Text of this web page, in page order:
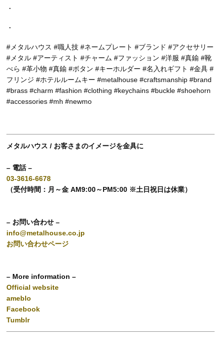
・
・
#メタルハウス #職人技 #ネームプレート #ブランド #アクセサリー
#メタル #アーティスト #チャーム #ファッション #洋服 #真鍮 #靴
べら #革小物 #真鍮 #ボタン #キーホルダー #名入れギフト #金具 #
フリンジ #ホテルルームキー #metalhouse #craftsmanship #brand
#brass #charm #fashion #clothing #keychains #buckle #shoehorn
#accessories #mh #newmo
メタルハウス / お客さまのイメージを金具に
– 電話 –
03-3616-6678
（受付時間：月～金 AM9:00～PM5:00 ※土日祝日は休業）
– お問い合わせ –
info@metalhouse.co.jp
お問い合わせページ
– More information –
Official website
ameblo
Facebook
Tumblr